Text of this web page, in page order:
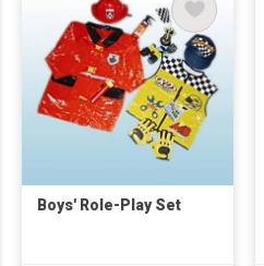
Boys' Role-Play Set